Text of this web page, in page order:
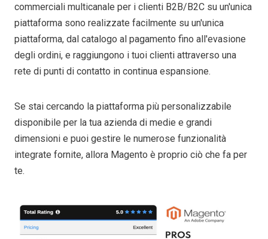
commerciali multicanale per i clienti B2B/B2C su un'unica
piattaforma sono realizzate facilmente su un'unica
piattaforma, dal catalogo al pagamento fino all'evasione
degli ordini, e raggiungono i tuoi clienti attraverso una
rete di punti di contatto in continua espansione.
Se stai cercando la piattaforma più personalizzabile
disponibile per la tua azienda di medie e grandi
dimensioni e puoi gestire le numerose funzionalità
integrate fornite, allora Magento è proprio ciò che fa per
te.